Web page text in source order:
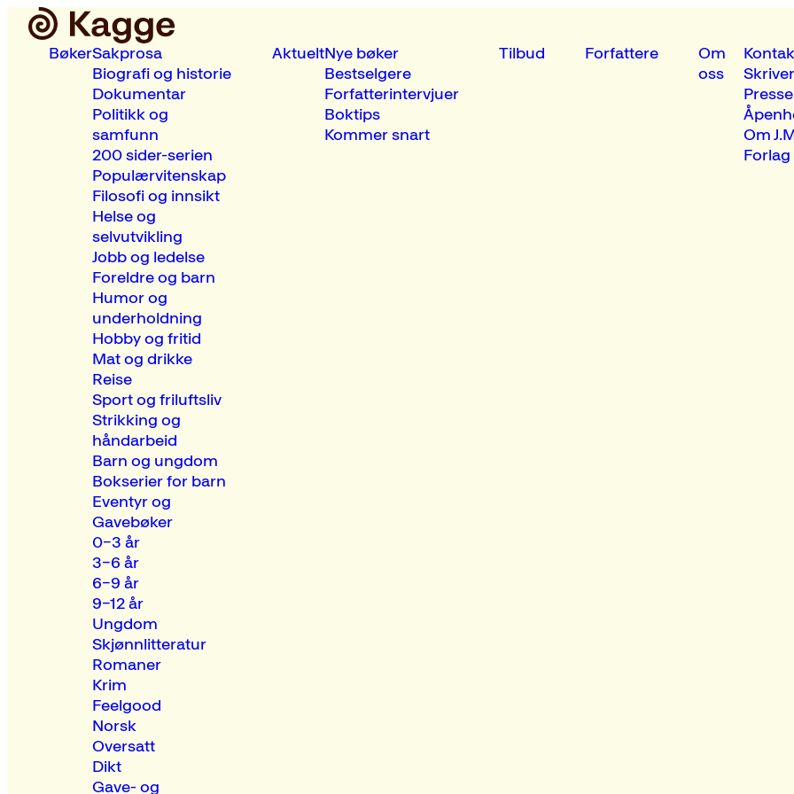
BøkerSakprosa
Biografi og historie
Dokumentar
Politikk og
samfunn
200 sider-serien
Populærvitenskap
Filosofi og innsikt
Helse og
selvutvikling
Jobb og ledelse
Foreldre og barn
Humor og
underholdning
Hobby og fritid
Mat og drikke
Reise
Sport og friluftsliv
Strikking og
håndarbeid
Barn og ungdom
Bokserier for barn
Eventyr og
Gavebøker
0–3 år
3–6 år
6–9 år
9–12 år
Ungdom
Skjønnlitteratur
Romaner
Krim
Feelgood
Norsk
Oversatt
Dikt
Gave- og
AktueltNye bøker
Bestselgere
Forfatterintervjuer
Boktips
Kommer snart
Tilbud Forfattere
Om
oss
Presse
Om
Forlag